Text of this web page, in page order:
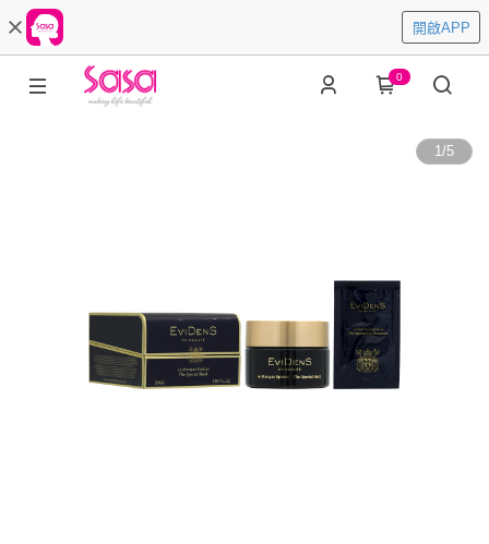
開啟APP
0
1/5